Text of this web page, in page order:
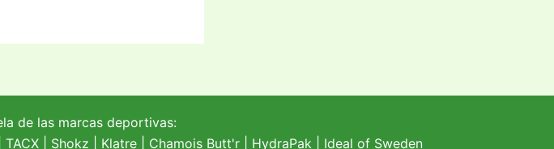
de las marcas deportivas:
TACX| Shokz Klatre| Chamois Butt'r| HydraPak| Ideal of Sweden